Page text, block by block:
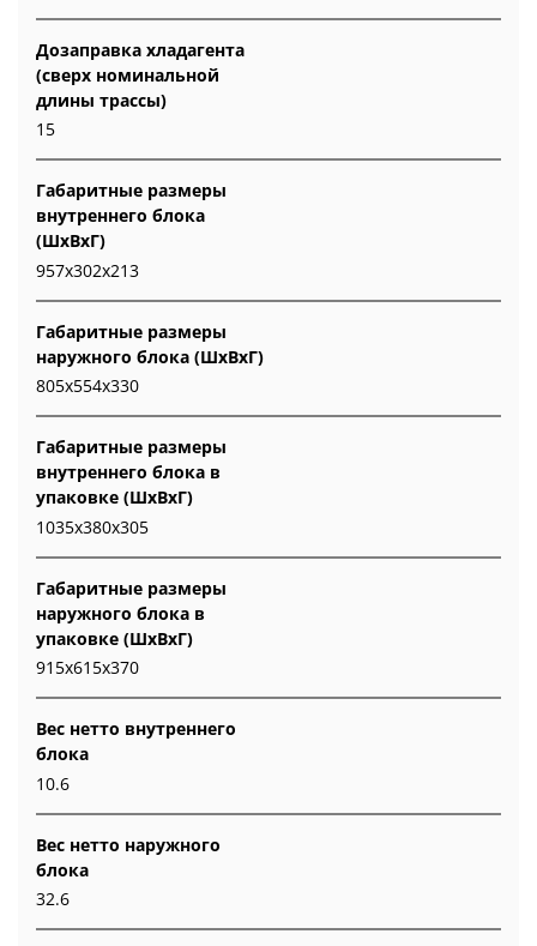
Дозаправка хладагента
(сверх номинальной
длины трассы)
15
Габаритные размеры
внутреннего блока
(ШxВxГ)
957x302x213
Габаритные размеры
наружного блока (ШxВxГ)
805x554x330
Габаритные размеры
внутреннего блока в
упаковке (ШxВxГ)
1035x380x305
Габаритные размеры
наружного блока в
упаковке (ШxВxГ)
915x615x370
Вес нетто внутреннего
блока
10.6
Вес нетто наружного
блока
32.6